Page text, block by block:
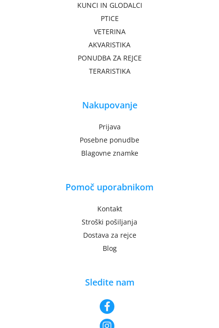
KUNCI IN GLODALCI
PTICE
VETERINA
AKVARISTIKA
PONUDBA ZA REJCE
TERARISTIKA
Nakupovanje
Prijava
Posebne ponudbe
Blagovne znamke
Pomoč uporabnikom
Kontakt
Stroški pošiljanja
Dostava za rejce
Blog
Sledite nam